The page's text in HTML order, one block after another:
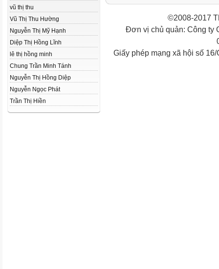
vũ thị thu
Vũ Thị Thu Hường
Nguyễn Thị Mỹ Hạnh
Diệp Thị Hồng Lĩnh
lê thị hồng minh
Chung Trần Minh Tánh
Nguyễn Thị Hồng Diệp
Nguyễn Ngọc Phát
Trần Thị Hiền
©2008-2017
Đơn vị chủ quản: Công ty
Giấy phép mạng xã hội số